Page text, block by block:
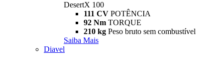
DesertX 100
111 CV POTÊNCIA
92 Nm TORQUE
210 kg Peso bruto sem combustível
Saiba Mais
Diavel